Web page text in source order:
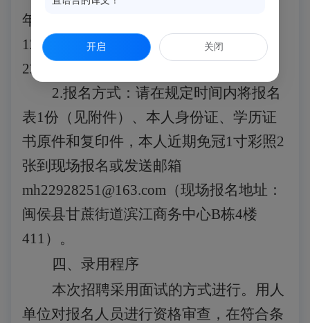
年12月8日（正常上班时间，上午8：00-
12：00，下午2：30-5：30， 联系电话：
22928251）
2.报名方式：请在规定时间内将报名
表1份（见附件）、本人身份证、学历证
书原件和复印件，本人近期免冠1寸彩照2
张到现场报名或发送邮箱
mh22928251@163.com（现场报名地址：
闽侯县甘蔗街道滨江商务中心B栋4楼
411） 。
四、录用程序
本次招聘采用面试的方式进行。用人
单位对报名人员进行资格审查，在符合条
开启 关闭